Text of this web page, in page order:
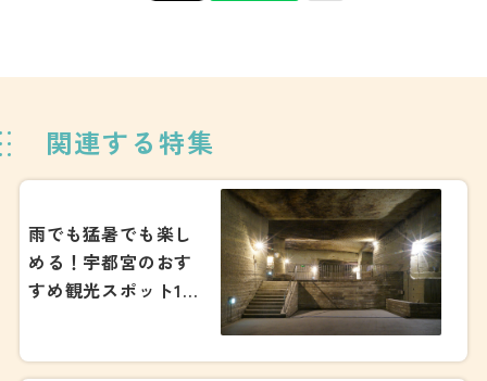
関連する特集
雨でも猛暑でも楽し
める！宇都宮のおす
すめ観光スポット15